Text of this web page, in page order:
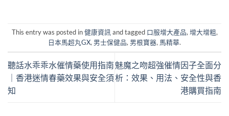
This entry was posted in健康資訊and tagged 口服增大產品,增大增粗,
日本馬超丸GX, 男士保健品, 男根寶器, 馬精華.
聽話水乖乖水催情藥使用指南
｜香港迷情春藥效果與安全須
知
魅魔之吻超強催情因子全面分
析：效果、用法、安全性與香
港購買指南